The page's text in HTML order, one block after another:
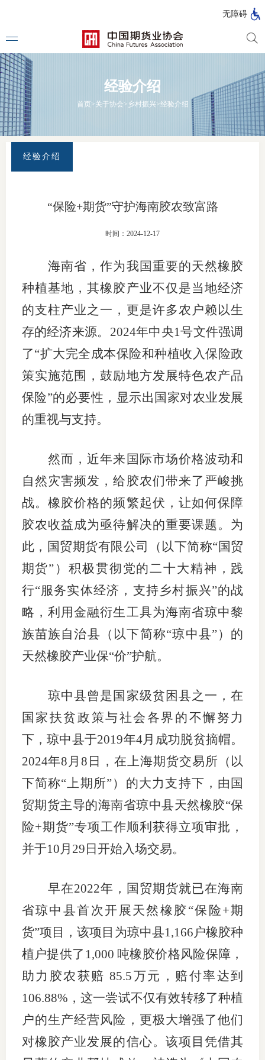
无障碍
法律法
行政法
团体标
会员管
资格管
培训学
期货公
经验介绍
首页>关于协会> 乡村振兴>经验介绍
经验介绍
“保险+期货”守护海南胶农致富路
时间：2024-12-17
海南省，作为我国重要的天然橡胶
种植基地，其橡胶产业不仅是当地经济
的支柱产业之一，更是许多农户赖以生
存的经济来源。 2024年中央1号文件强调
了“扩大完全成本保险和种植收入保险政
策实施范围，鼓励地方发展特色农产品
保险”的必要性，显示出国家对农业发展
的重视与支持。
然而，近年来国际市场价格波动和
自然灾害频发，给胶农们带来了严峻挑
战。橡胶价格的频繁起伏，让如何保障
胶农收益成为亟待解决的重要课题。为
此，国贸期货有限公司（以下简称“国贸
期货” ）积极贯彻党的二十大精神，践
行“服务实体经济，支持乡村振兴”的战
略，利用金融衍生工具为海南省琼中黎
族苗族自治县（以下简称“琼中县”）的
天然橡胶产业保“价”护航。
琼中县曾是国家级贫困县之一，在
国家扶贫政策与社会各界的不懈努力
下，琼中县于2019年4月成功脱贫摘帽。
2024年8 月8 日，在上海期货交易所（以
下简称“上期所”）的大力支持下，由国
贸期货主导的海南省琼中县天然橡胶“保
险+期货”专项工作顺利获得立项审批，
并于10月 29 日开始入场交易。
早在2022年，国贸期货就已在海南
省琼中县首次开展天然橡胶“保险+期
货”项目，该项目为琼中县1,166户橡胶种
植户提供了 1,000 吨橡胶价格风险保障，
助力胶农获赔 85.5万元，赔付率达到
106.88% ，这一尝试不仅有效转移了种植
户的生产经营风险，更极大增强了他们
对橡胶产业发展的信心。该项目凭借其
市
期
货
公
司
风
险
管
理
公
司
资
产
管
理
公
司
司
投
诉
受
理
渠
道